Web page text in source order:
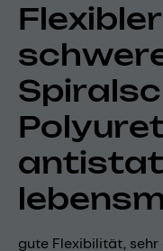
gute Flexibilität,